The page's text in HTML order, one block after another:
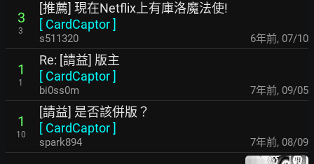
3
3
[推薦] 現在Netflix上有庫洛魔法使!
[ CardCaptor]
s511320 6年前, 07/10
1
1
Re: [請益] 版主
[ CardCaptor]
bi0ss0m 7年前, 09/05
1
10
[請益] 是否該併版？
[ CardCaptor]
spark894 7年前, 08/09